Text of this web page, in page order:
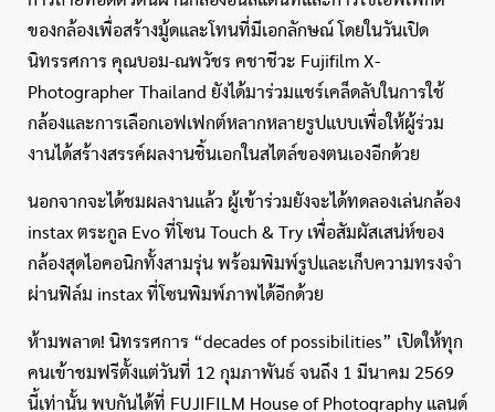
ของกล้องเพื่อสร้างมู้ดและโทนที่มีเอกลักษณ์ โดยในวันเปิด
นิทรรศการ คุณบอม-ณพวัชร คชาชีวะ Fujifilm X-
Photographer Thailand ยังได้มาร่วมแชร์เคล็ดลับในการใช้
กล้องและการเลือกเอฟเฟกต์หลากหลายรูปแบบเพื่อให้ผู้ร่วม
งานได้สร้างสรรค์ผลงานชิ้นเอกในสไตล์ของตนเองอีกด้วย
นอกจากจะได้ชมผลงานแล้ว ผู้เข้าร่วมยังจะได้ทดลองเล่นกล้อง
instax ตระกูล Evo ที่โซน Touch & Try เพื่อสัมผัสเสน่ห์ของ
กล้องสุดไอคอนิกทั้งสามรุ่น พร้อมพิมพ์รูปและเก็บความทรงจำ
ผ่านฟิล์ม instax ที่โซนพิมพ์ภาพได้อีกด้วย
ห้ามพลาด! นิทรรศการ “decades of possibilities” เปิดให้ทุก
คนเข้าชมฟรีตั้งแต่วันที่ 12 กุมภาพันธ์ จนถึง 1 มีนาคม 2569
นี้เท่านั้น พบกันได้ที่ FUJIFILM House of Photography แลนด์